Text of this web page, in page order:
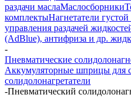
раздачи маслаМаслосборники
комплектыНагнетатели густой
управления раздачей
(AdBlue), антифриза и др.
-
Пневматические
Аккумуляторные шприцы для
солидолонагретатели
-Пневматический